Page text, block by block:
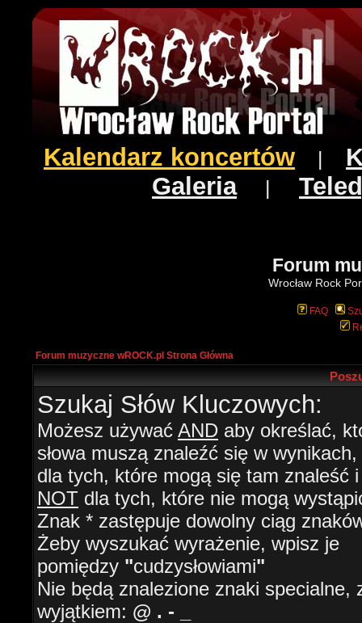
Kalendarz koncertów
Galeria|
Forum
Wrocław Rock
FAQ
Forum muzyczne wROCK.pl Strona Główna
Szukaj Słów Kluczowych:
Możesz używać AND aby określać,
słowa muszą znaleźć się w wynikach,
dla tych, które mogą się tam znaleść i
NOT dla tych, które nie mogą
Znak * zastępuje dowolny ciąg
Żeby wyszukać wyrażenie, wpisz je
pomiędzy "cudzysłowiami"
Nie będą znalezione znaki specialne,
wyjątkiem: @ . - _